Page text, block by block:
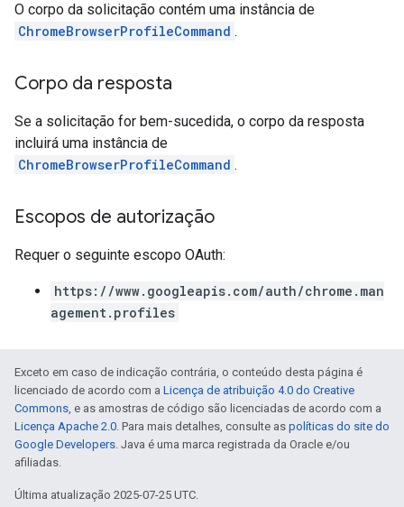
O corpo da solicitação contém uma instância de
ChromeBrowserProfileCommand .
Corpo da resposta
Se a solicitação for bem-sucedida, o corpo da resposta
incluirá uma instância de
ChromeBrowserProfileCommand .
Escopos de autorização
Requer o seguinte escopo OAuth:
https://www.googleapis.com/auth/chrome.man
agement.profiles
Exceto em caso de indicação contrária, o conteúdo desta página é
licenciado de acordo com a Licença de atribuição 4.0 do Creative
Commons, e as amostras de código são licenciadas de acordo com a
Licença Apache 2.0. Para mais detalhes, consulte as políticas do site do
Google Developers. Java é uma marca registrada da Oracle e/ou
afiliadas.
Última atualização 2025-07-25 UTC.